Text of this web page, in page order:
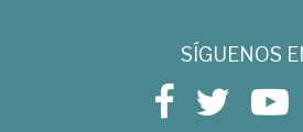
SÍGUENOS